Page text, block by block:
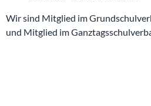
Wir sind Mitglied im
und Mitglied im